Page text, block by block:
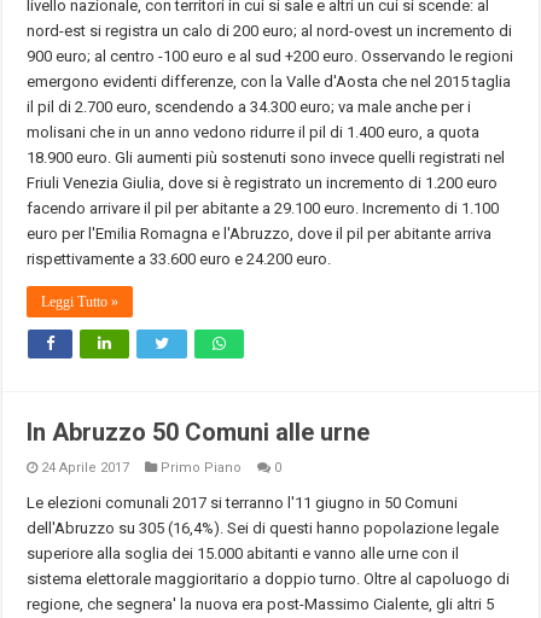
livello nazionale, con territori in cui si sale e altri un cui si scende: al
nord-est si registra un calo di 200 euro; al nord-ovest un incremento di
900 euro; al centro -100 euro e al sud +200 euro. Osservando le regioni
emergono evidenti differenze, con la Valle d'Aosta che nel 2015 taglia
il pil di 2.700 euro, scendendo a 34.300 euro; va male anche per i
molisani che in un anno vedono ridurre il pil di 1.400 euro, a quota
18.900 euro. Gli aumenti più sostenuti sono invece quelli registrati nel
Friuli Venezia Giulia, dove si è registrato un incremento di 1.200 euro
facendo arrivare il pil per abitante a 29.100 euro. Incremento di 1.100
euro per l'Emilia Romagna e l'Abruzzo, dove il pil per abitante arriva
rispettivamente a 33.600 euro e 24.200 euro.
Leggi Tutto »
In Abruzzo 50 Comuni alle urne
24 Aprile 2017 Primo Piano 0
Le elezioni comunali 2017 si terranno l'11 giugno in 50 Comuni
dell'Abruzzo su 305 (16,4%). Sei di questi hanno popolazione legale
superiore alla soglia dei 15.000 abitanti e vanno alle urne con il
sistema elettorale maggioritario a doppio turno. Oltre al capoluogo di
regione, che segnera' la nuova era post-Massimo Cialente, gli altri 5